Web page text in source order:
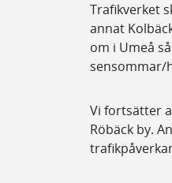
Trafikverket
annat
om i Umeå
sensommar/
Vi fortsätter
Röbäck by.